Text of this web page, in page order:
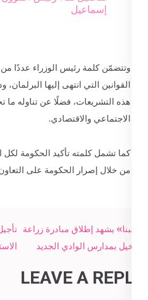
إسماعيل
وتتضمّن كلمة رئيس الوزراء عددًا
القوانين التي انتهى إليها
هذه التشريعات، فضلًا عن تناوله
الاجتماعي والاقتصادي.
كما تشمل كلمته تأكيد الحكومة لكل
من خلال إصرار الحكومة على
Post
navigation
«البنا» يشهد إطلاق مبادرة زراعة
النخيل بمدارس الوادي الجديد
LEAVE A REPLY